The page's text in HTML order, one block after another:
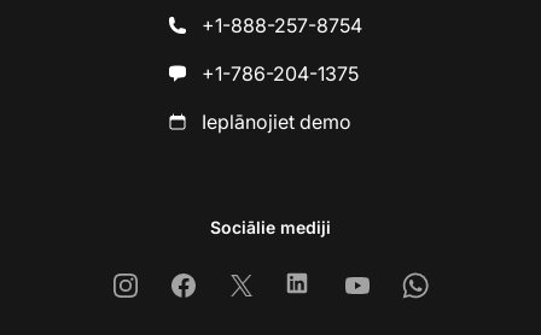
+1-888-257-8754
+1-786-204-1375
Ieplānojiet demo
Sociālie mediji
InstagramFacebook
X LinkedinYoutubeWhatsapp